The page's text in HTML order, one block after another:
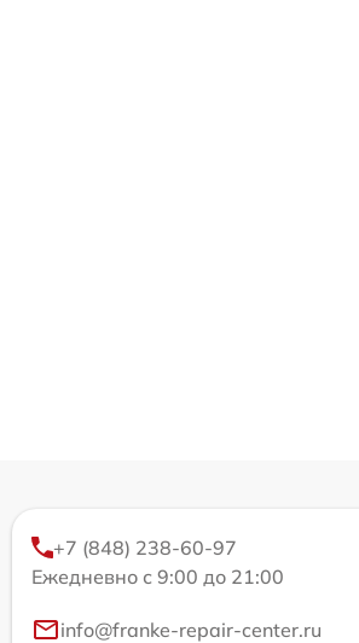
+7 (848) 238-60-97
Ежедневно с 9:00 до 21:00
info@franke-repair-center.ru